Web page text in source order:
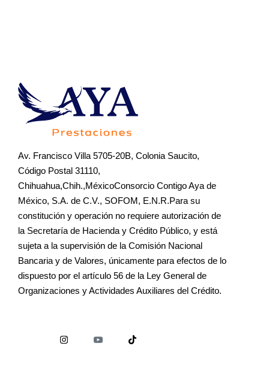
Av. Francisco Villa 5705-20B, Colonia Saucito,
Código Postal 31110,
Chihuahua,Chih.,MéxicoConsorcio Contigo Aya de
México, S.A. de C.V., SOFOM, E.N.R.Para su
constitución y operación no requiere autorización de
la Secretaría de Hacienda y Crédito Público, y está
sujeta a la supervisión de la Comisión Nacional
Bancaria y de Valores, únicamente para efectos de lo
dispuesto por el artículo 56 de la Ley General de
Organizaciones y Actividades Auxiliares del Crédito.